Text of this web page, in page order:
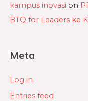
kampus inovasi on
BTQ for Leaders ke
Meta
Log in
Entries feed